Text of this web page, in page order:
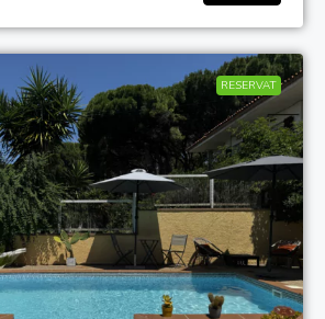
RESERVAT